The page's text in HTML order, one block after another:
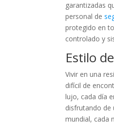
garantizadas
personal de
protegido en
controlado y
Estilo
Vivir en una
difícil de
lujo, cada día
disfrutando de
mundial, cada